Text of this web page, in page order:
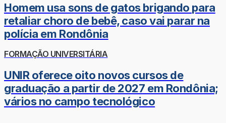
Homem usa sons de gatos brigando para
retaliar choro de bebê, caso vai parar na
polícia em Rondônia
FORMAÇÃO UNIVERSITÁRIA
UNIR oferece oito novos cursos de
graduação a partir de 2027 em Rondônia;
vários no campo tecnológico